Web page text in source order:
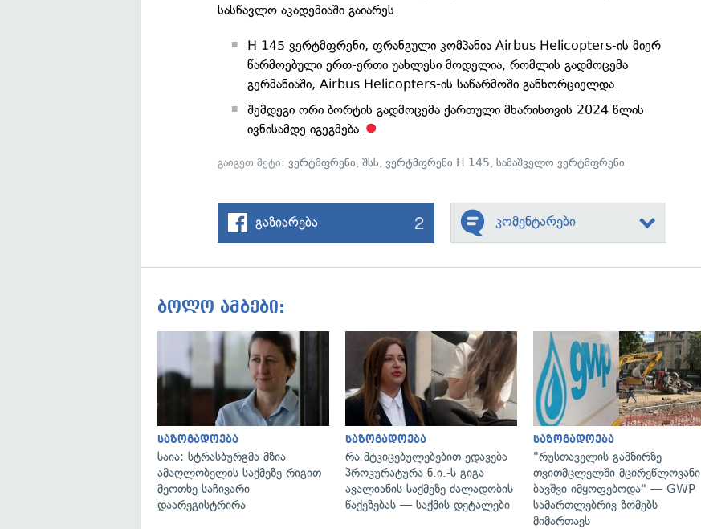
სასწავლო აკადემიაში გაიარეს.
H 145 ვერტმფრენი, ფრანგული კომპანია Airbus Helicopters-ის მიერ
წარმოებული ერთ-ერთი უახლესი მოდელია, რომლის გადმოცემა
გერმანიაში, Airbus Helicopters-ის საწარმოში განხორციელდა.
შემდეგი ორი ბორტის გადმოცემა ქართული მხარისთვის 2024 წლის
ივნისამდე იგეგმება.
გაიგეთ მეტი:ვერტმფრენი,შსს,ვერტმფრენი H 145,სამაშველო ვერტმფრენი
გაზიარება 2 კომენტარები
ბოლო ამბები:
გადახედვა
საზოგადოება
საია: სტრასბურგმა მზია
ამაღლობელის საქმეზე რიგით
მეოთხე საჩივარი
დაარეგისტრირა
გადახედვა
საზოგადოება
რა მტკიცებულებებით ედავება
პროკურატურა ნ.ი.-ს გიგა
ავალიანის საქმეზე ძალადობის
წაქეზებას — საქმის დეტალები
საზოგადოება
"რუსთაველის გამზირზე
თვითმცლელში მცირეწლოვანი
ბავშვი იმყოფებოდა" — GWP
სამართლებრივ ზომებს
მიმართავს